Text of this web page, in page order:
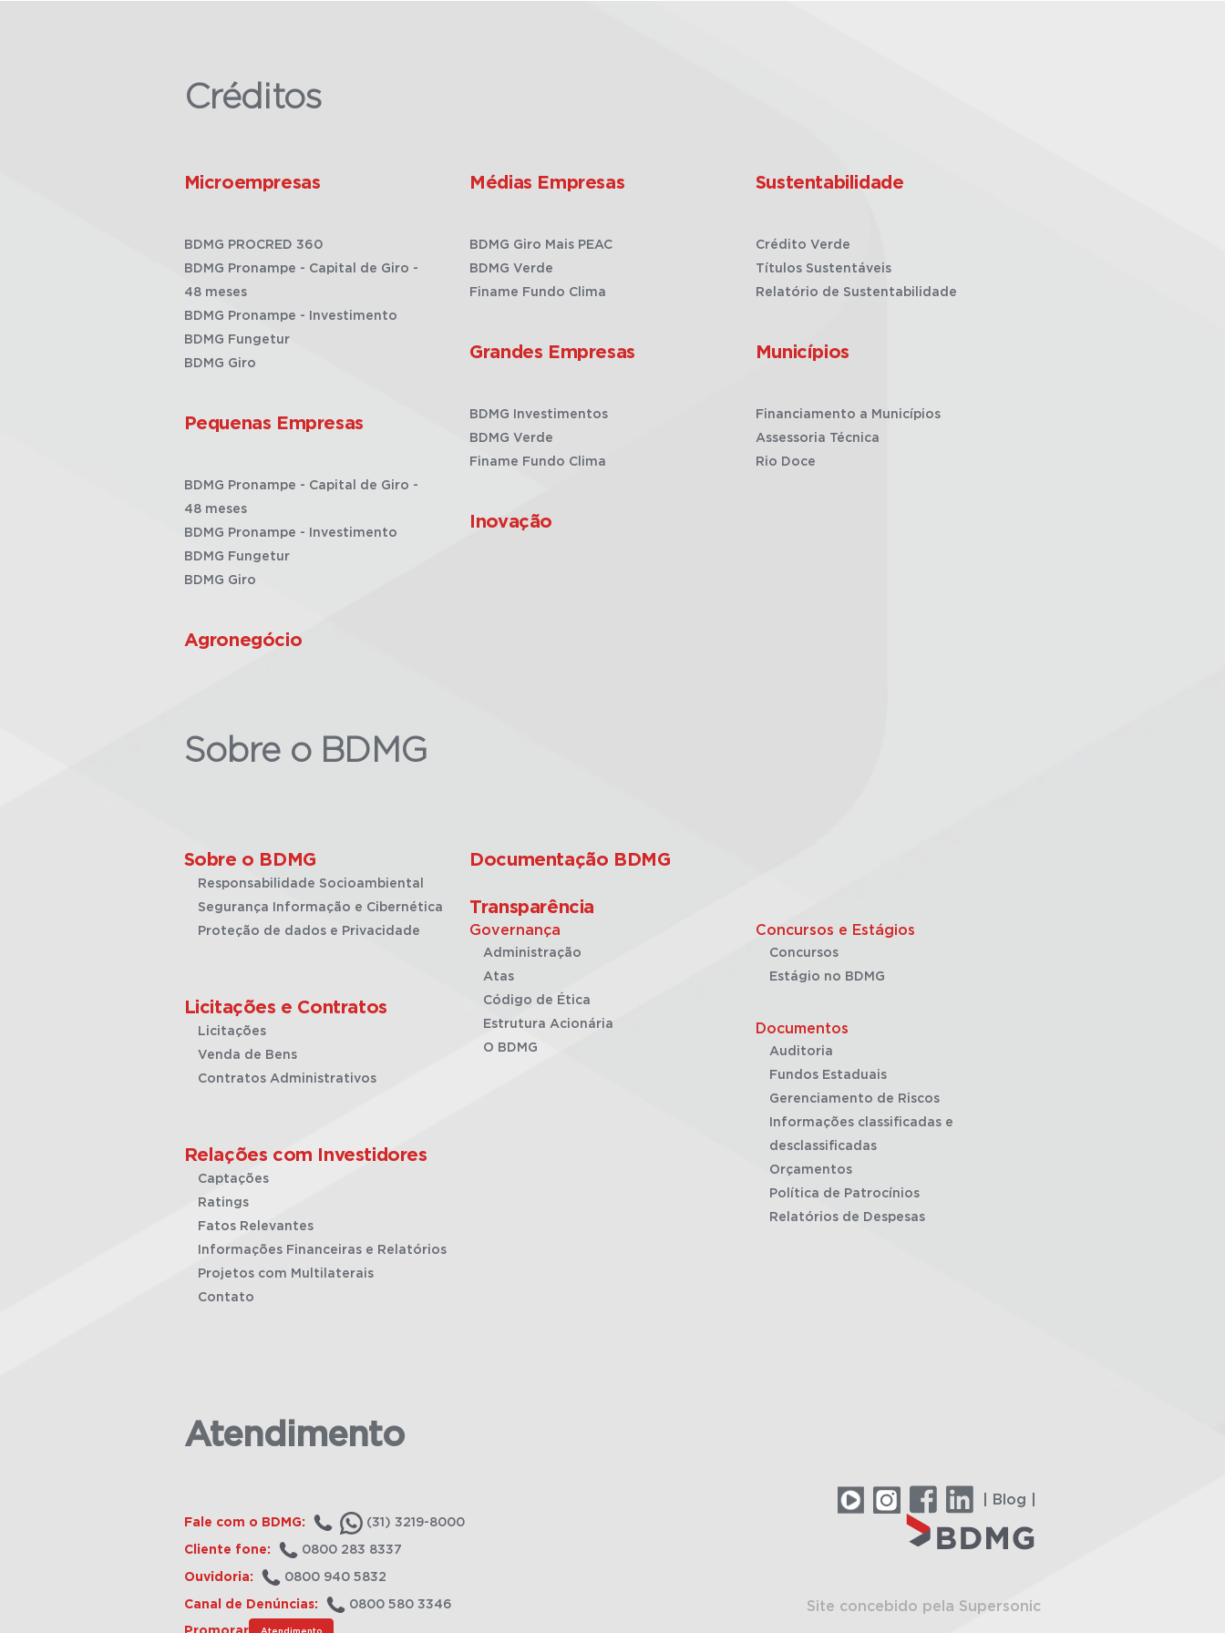
Créditos
Microempresas
BDMG PROCRED 360
BDMG Pronampe - Capital de Giro -
48 meses
BDMG Pronampe - Investimento
BDMG Fungetur
BDMG Giro
Pequenas Empresas
BDMG Pronampe - Capital de Giro -
48 meses
BDMG Pronampe - Investimento
BDMG Fungetur
BDMG Giro
Agronegócio
Médias Empresas
BDMG Giro Mais PEAC
BDMG Verde
Finame Fundo Clima
Grandes Empresas
BDMG Investimentos
BDMG Verde
Finame Fundo Clima
Inovação
Sustentabilidade
Crédito Verde
Títulos Sustentáveis
Relatório de Sustentabilidade
Municípios
Financiamento a Municípios
Assessoria Técnica
Rio Doce
Sobre o BDMG
Sobre o BDMG
Responsabilidade Socioambiental
Segurança Informação e Cibernética
Proteção de dados e Privacidade
Licitações e Contratos
Licitações
Venda de Bens
Contratos Administrativos
Relações com Investidores
Captações
Ratings
Fatos Relevantes
Informações Financeiras e Relatórios
Projetos com Multilaterais
Contato
Documentação BDMG
Transparência
Governança
Administração
Atas
Código de Ética
Estrutura Acionária
O BDMG
Concursos e Estágios
Concursos
Estágio no BDMG
Documentos
Auditoria
Fundos Estaduais
Gerenciamento de Riscos
Informações classificadas e
desclassificadas
Orçamentos
Política de Patrocínios
Relatórios de Despesas
Atendimento
Fale com o BDMG: (31) 3219-8000
Cliente fone: 0800 283 8337
Ouvidoria: 0800 940 5832
Canal de Denúncias: 0800 580 3346
Atendimento
| Blog |
Site concebido pela Supersonic